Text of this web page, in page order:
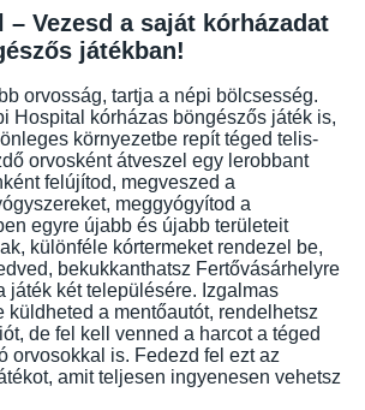
– Vezesd a saját kórházadat
játékban!
orvosság, tartja a népi bölcsesség.
Hospital kórházas böngészős játék is,
környezetbe repít téged telis-
orvosként átveszel egy lerobbant
felújítod, megveszed a
meggyógyítod a
egyre újabb és újabb területeit
különféle kórtermeket rendezel be,
bekukkanthatsz Fertővásárhelyre
játék két településére. Izgalmas
küldheted a mentőautót, rendelhetsz
de fel kell venned a harcot a téged
orvosokkal is. Fedezd fel ezt az
amit teljesen ingyenesen vehetsz